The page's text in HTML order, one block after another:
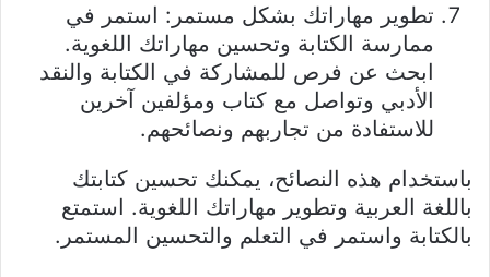
تطوير مهاراتك بشكل مستمر: استمر في
ممارسة الكتابة وتحسين مهاراتك اللغوية.
ابحث عن فرص للمشاركة في الكتابة والنقد
الأدبي وتواصل مع كتاب ومؤلفين آخرين
للاستفادة من تجاربهم ونصائحهم.
باستخدام هذه النصائح، يمكنك تحسين كتابتك
باللغة العربية وتطوير مهاراتك اللغوية. استمتع
بالكتابة واستمر في التعلم والتحسين المستمر.